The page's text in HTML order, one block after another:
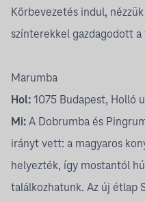
Körbevezetés indul,
színterekkel gazdagodott
Marumba
Hol: 1075 Budapest, Holló
Mi: A Dobrumba és
irányt vett: a magyaros
helyezték, így mostantól
találkozhatunk. Az új étlap